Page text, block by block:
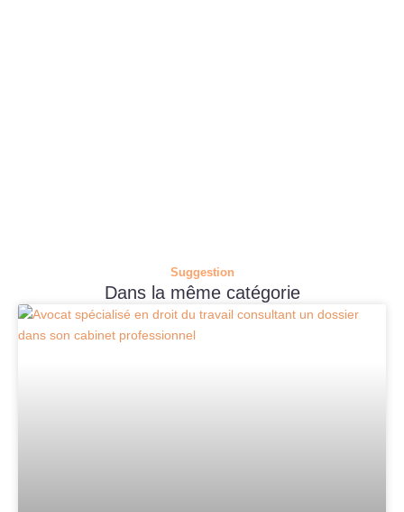
Suggestion
Dans la même catégorie